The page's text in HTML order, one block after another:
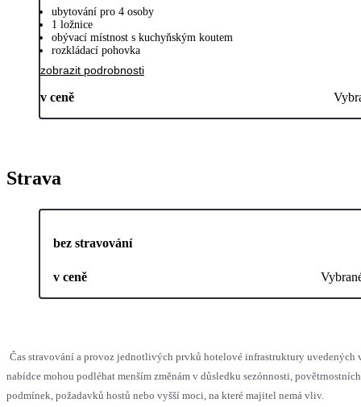
ubytování pro 4 osoby
1 ložnice
obývací místnost s kuchyňským koutem
rozkládací pohovka
zobrazit podrobnosti
v ceně
Strava
bez stravování
v ceně
Čas stravování a provoz jednotlivých prvků hotelové infrastruktury uvedených
nabídce mohou podléhat menším změnám v důsledku sezónnosti, povětrnostních
podmínek, požadavků hostů nebo vyšší moci, na které majitel nemá vliv.